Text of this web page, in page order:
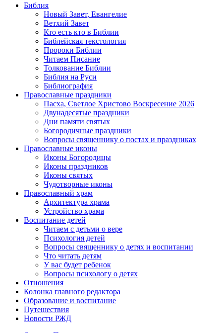
Библия
Новый Завет, Евангелие
Ветхий Завет
Кто есть кто в Библии
Библейская текстология
Пророки Библии
Читаем Писание
Толкование Библии
Библия на Руси
Библиография
Православные праздники
Пасха, Светлое Христово Воскресение 2026
Двунадесятые праздники
Дни памяти святых
Богородичные праздники
Вопросы священнику о постах и праздниках
Православные иконы
Иконы Богородицы
Иконы праздников
Иконы святых
Чудотворные иконы
Православный храм
Архитектура храма
Устройство храма
Воспитание детей
Читаем с детьми о вере
Психология детей
Вопросы священнику о детях и воспитании
Что читать детям
У вас будет ребенок
Вопросы психологу о детях
Отношения
Колонка главного редактора
Образование и воспитание
Путешествия
Новости РЖД